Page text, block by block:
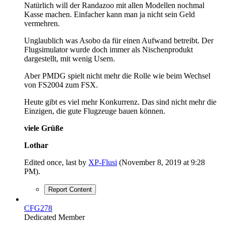
Natürlich will der Randazoo mit allen Modellen nochmal
Kasse machen. Einfacher kann man ja nicht sein Geld
vermehren.
Unglaublich was Asobo da für einen Aufwand betreibt. Der
Flugsimulator wurde doch immer als Nischenprodukt
dargestellt, mit wenig Usern.
Aber PMDG spielt nicht mehr die Rolle wie beim Wechsel
von FS2004 zum FSX.
Heute gibt es viel mehr Konkurrenz. Das sind nicht mehr die
Einzigen, die gute Flugzeuge bauen können.
viele Grüße
Lothar
Edited once, last by XP-Flusi (November 8, 2019 at 9:28
PM).
Report Content
CFG278
Dedicated Member